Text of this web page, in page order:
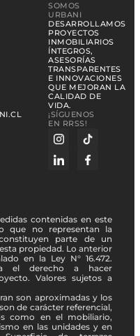
SOMOS
URBANI
DESARROLLAMOS
PROYECTOS
INMOBILIARIOS
ÍNTEGROS,
ASESORÍAS
TRANSPARENTES
E INNOVACIONES
QUE MEJORAN LA
CALIDAD DE
VIDA.
¡SÍGUENOS
EN RRSS!
contenidas en este
que no representan la
parte de un
propiedad. Lo anterior
en la Ley N° 16.472.
el derecho a hacer
Valores sujetos a
son aproximadas y los
de carácter referencial,
como en el mobiliario,
en las unidades y en